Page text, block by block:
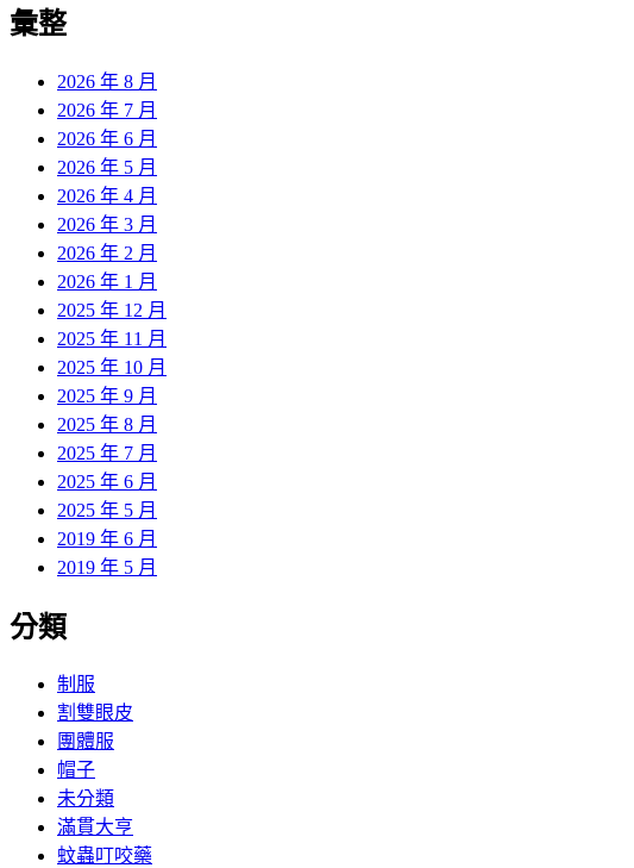
導
章:
彙整
2026 年 8 月
2026 年 7 月
2026 年 6 月
2026 年 5 月
2026 年 4 月
2026 年 3 月
2026 年 2 月
2026 年 1 月
2025 年 12 月
2025 年 11 月
2025 年 10 月
2025 年 9 月
2025 年 8 月
2025 年 7 月
2025 年 6 月
2025 年 5 月
2019 年 6 月
2019 年 5 月
分類
制服
割雙眼皮
團體服
帽子
未分類
滿貫大亨
蚊蟲叮咬藥